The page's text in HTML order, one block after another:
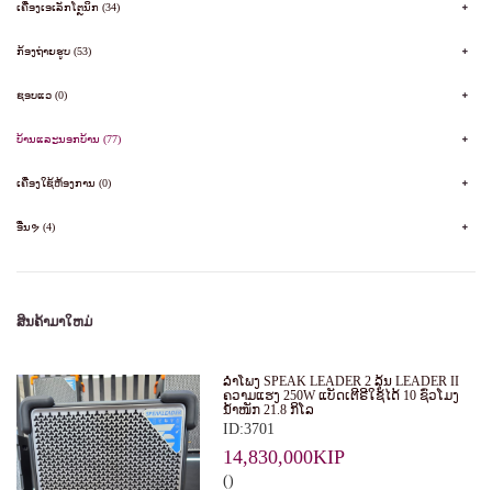
ເຄື່ອງເອເລັກໂຕຼນິກ (34)
ກ້ອງຖ່າຍຮູບ (53)
ຊອບແວ (0)
ບ້ານແລະນອກບ້ານ (77)
ເຄື່ອງໃຊ້ຫ້ອງການ (0)
ອື່ນຯ (4)
ສິນຄ້າມາໃຫມ່
ລໍາໂພງ SPEAK LEADER 2 ລຸ້ນ LEADER II
ຄວາມແຮງ 250W ແບັດເຕີຣີໃຊ້ໄດ້ 10 ຊົ່ວໂມງ
ນໍ້າໜັກ 21.8 ກິໂລ
ID:3701
14,830,000KIP
()